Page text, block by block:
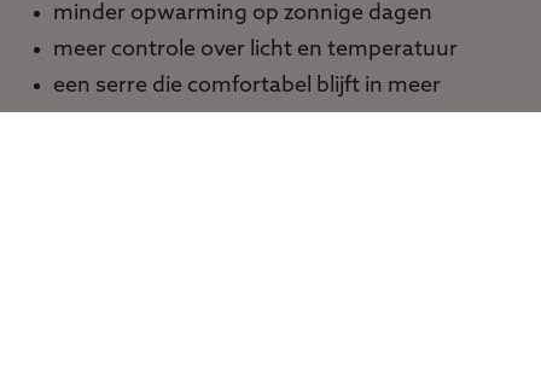
minder opwarming op zonnige dagen
meer controle over licht en temperatuur
een serre die comfortabel blijft in meer